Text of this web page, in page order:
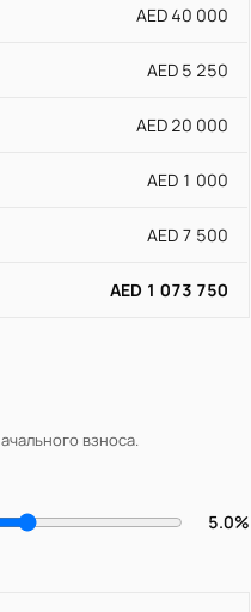
AED 40 000
AED 5 250
AED 20 000
AED 1 000
AED 7 500
AED 1 073 750
взноса.
5.0%